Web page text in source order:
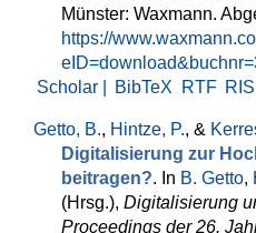
Münster: Waxmann.
https://
Scholar |
BibTeX RTF RIS
Getto, B., Hintze, P., &
Digitalisierung zur
beitragen?. In B. Getto,
(Hrsg.), Digitalisierung
Proceedings der 26.